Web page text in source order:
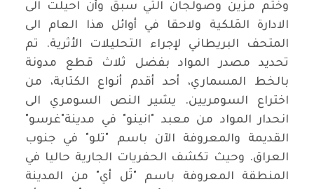
وختم مزين وصولجان التي سبق وأن احيلت الى
الادارة المَلكية ولاحقا في أوائل هذا العام الى
المتحف البريطاني لإجراء التحليلات الأثرية. تم
تحديد مصدر المواد بفضل ثلاث قطع مدونة
بالخط المسماري، أحد أقدم أنواع الكتابة، من
اختراع السومريين. يشير النص السومري الى
انحدار المواد من معبد "انينو" في مدينة"غرسو"
القديمة والمعروفة الآن باسم "تلو" في جنوب
العراق. وحيث تكشف الحفريات الجارية حاليا في
المنطقة المعروفة باسم "تَل أي" من المدينة